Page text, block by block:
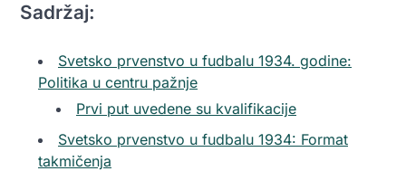
Sadržaj:
Svetsko prvenstvo u fudbalu 1934. godine:
Politika u centru pažnje
Prvi put uvedene su kvalifikacije
Svetsko prvenstvo u fudbalu 1934: Format
takmičenja